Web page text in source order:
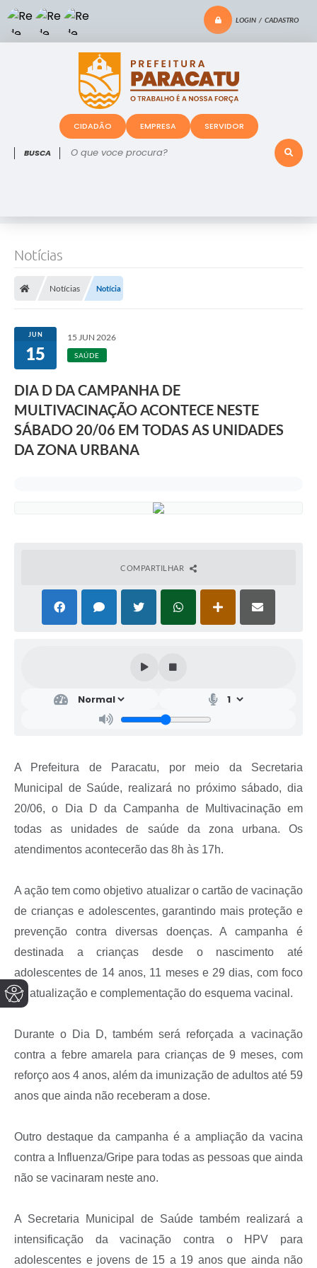
LOGIN / CADASTRO
O que voce procura?
CIDADÃO EMPRESA SERVIDOR
Notícias
Notícias Notícia
JUN
15
15 JUN 2026
SAÚDE
DIA D DA CAMPANHA DE
MULTIVACINAÇÃO ACONTECE NESTE
SÁBADO 20/06 EM TODAS AS UNIDADES
DA ZONA URBANA
COMPARTILHAR
A Prefeitura de Paracatu, por meio da Secretaria
Municipal de Saúde, realizará no próximo sábado, dia
20/06, o Dia D da Campanha de Multivacinação em
todas as unidades de saúde da zona urbana. Os
atendimentos acontecerão das 8h às 17h.
A ação tem como objetivo atualizar o cartão de vacinação
de crianças e adolescentes, garantindo mais proteção e
prevenção contra diversas doenças. A campanha é
destinada a crianças desde o nascimento até
adolescentes de 14 anos, 11 meses e 29 dias, com foco
na atualização e complementação do esquema vacinal.
Durante o Dia D, também será reforçada a vacinação
contra a febre amarela para crianças de 9 meses, com
reforço aos 4 anos, além da imunização de adultos até 59
anos que ainda não receberam a dose.
Outro destaque da campanha é a ampliação da vacina
contra a Influenza/Gripe para todas as pessoas que ainda
não se vacinaram neste ano.
A Secretaria Municipal de Saúde também realizará a
intensificação da vacinação contra o HPV para
adolescentes e jovens de 15 a 19 anos que ainda não